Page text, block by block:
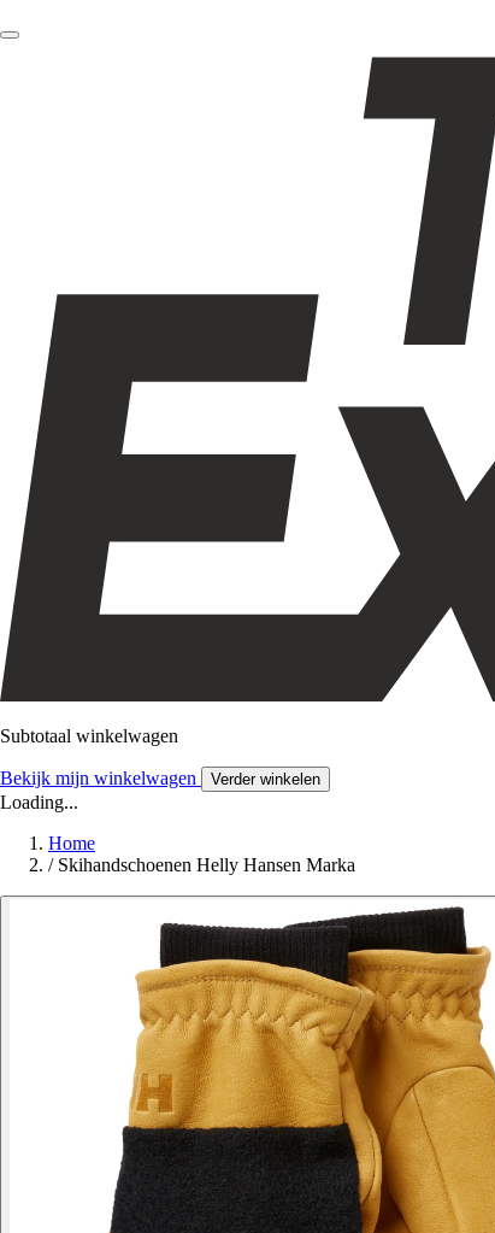
Subtotaal winkelwagen
Bekijk mijn winkelwagen Verder winkelen
Loading...
Home
/ Skihandschoenen Helly Hansen Marka